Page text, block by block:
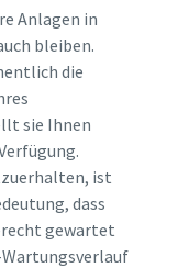
Anlagen in
bleiben.
die
sie Ihnen
ist
dass
gewartet